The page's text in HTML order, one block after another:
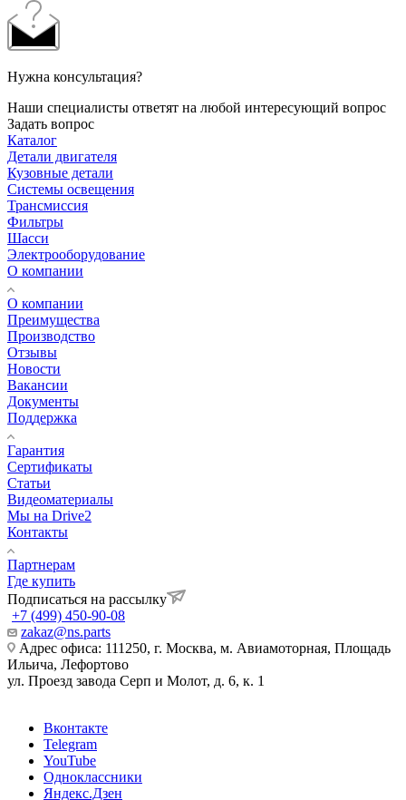
Нужна консультация?
Наши специалисты ответят на любой интересующий вопрос
Задать вопрос
Каталог
Детали двигателя
Кузовные детали
Системы освещения
Трансмиссия
Фильтры
Шасси
Электрооборудование
О компании
О компании
Преимущества
Производство
Отзывы
Новости
Вакансии
Документы
Поддержка
Гарантия
Сертификаты
Статьи
Видеоматериалы
Мы на Drive2
Контакты
Партнерам
Где купить
Подписаться на рассылку
+7 (499) 450-90-08
zakaz@ns.parts
Адрес офиса: 111250, г. Москва, м. Авиамоторная, Площадь
Ильича, Лефортово
ул. Проезд завода Серп и Молот, д. 6, к. 1
Вконтакте
Telegram
YouTube
Одноклассники
Яндекс.Дзен